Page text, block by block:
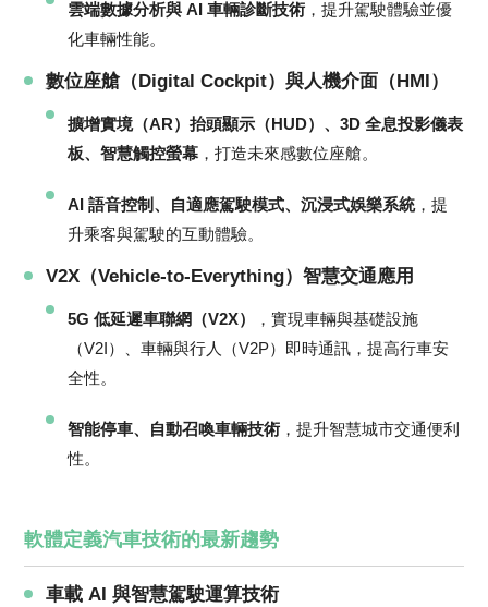
雲端數據分析與 AI 車輛診斷技術 ，提升駕駛體驗並優
化車輛性能。
數位座艙（Digital Cockpit）與人機介面（HMI）
擴增實境（AR）抬頭顯示（HUD）、3D 全息投影儀表
板、智慧觸控螢幕 ，打造未來感數位座艙。
AI 語音控制、自適應駕駛模式、沉浸式娛樂系統，提
升乘客與駕駛的互動體驗。
V2X（Vehicle-to-Everything）智慧交通應用
5G 低延遲車聯網（V2X）
，實現車輛與基礎設施
（V2I）、車輛與行人（V2P）即時通訊，提高行車安
全性。
智能停車、自動召喚車輛技術 ，提升智慧城市交通便利
性。
軟體定義汽車技術的最新趨勢
車載 AI 與智慧駕駛運算技術